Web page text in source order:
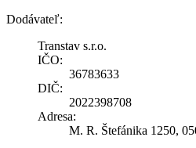
Dodávateľ:
Transtav s.r.o.
IČO:
36783633
DIČ:
2022398708
Adresa:
M. R. Štefánika 1250,